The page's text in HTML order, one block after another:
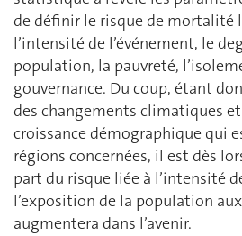
de définir le risque de mortalité
l’intensité de l’événement, le
population, la pauvreté,
gouvernance. Du coup, étant
des changements climatiques
croissance démographique qui
régions concernées, il est dès
part du risque liée à l’intensité
l’exposition de la population
augmentera dans l’avenir.